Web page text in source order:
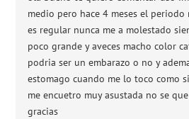
medio pero hace 4 meses el
es regular nunca me a molestado
poco grande y aveces macho color
podria ser un embarazo o no y
estomago cuando me lo toco como
me encuetro muy asustada no se
gracias